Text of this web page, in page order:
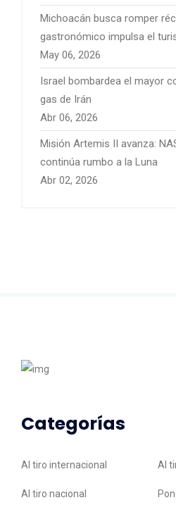
Michoacán busca romper
gastronómico impulsa el
May 06, 2026
Israel bombardea el mayor
gas de Irán
Abr 06, 2026
Misión Artemis II avanza:
continúa rumbo a la Luna
Abr 02, 2026
Categorías
Al tiro internacional Al
Al tiro nacional